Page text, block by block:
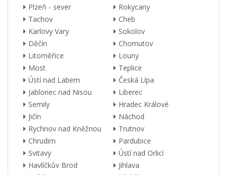
Plzeň - sever
Rokycany
Tachov
Cheb
Karlovy Vary
Sokolov
Děčín
Chomutov
Litoměřice
Louny
Most
Teplice
Ústí nad Labem
Česká Lípa
Jablonec nad Nisou
Liberec
Semily
Hradec Králové
Jičín
Náchod
Rychnov nad Kněžnou
Trutnov
Chrudim
Pardubice
Svitavy
Ústí nad Orlicí
Havlíčkův Brod
Jihlava